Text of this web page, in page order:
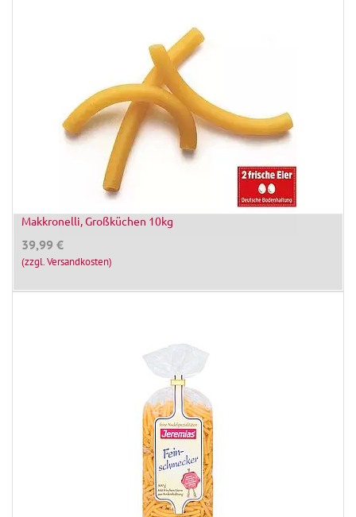
Makkronelli, Großküchen 10kg
39,99 €
(zzgl. Versandkosten)